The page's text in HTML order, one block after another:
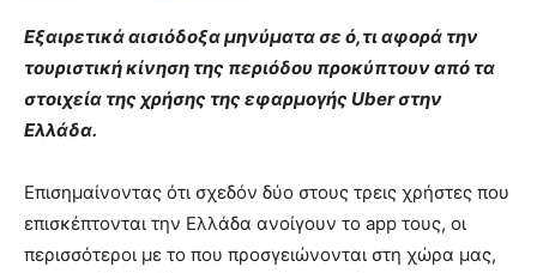
Εξαιρετικά αισιόδοξα μηνύματα σε ό,τι αφορά την
τουριστική κίνηση της περιόδου προκύπτουν από τα
στοιχεία της χρήσης της εφαρμογής Uber στην
Ελλάδα.
Επισημαίνοντας ότι σχεδόν δύο στους τρεις χρήστες που
επισκέπτονται την Ελλάδα ανοίγουν το app τους, οι
περισσότεροι με το που προσγειώνονται στη χώρα μας,